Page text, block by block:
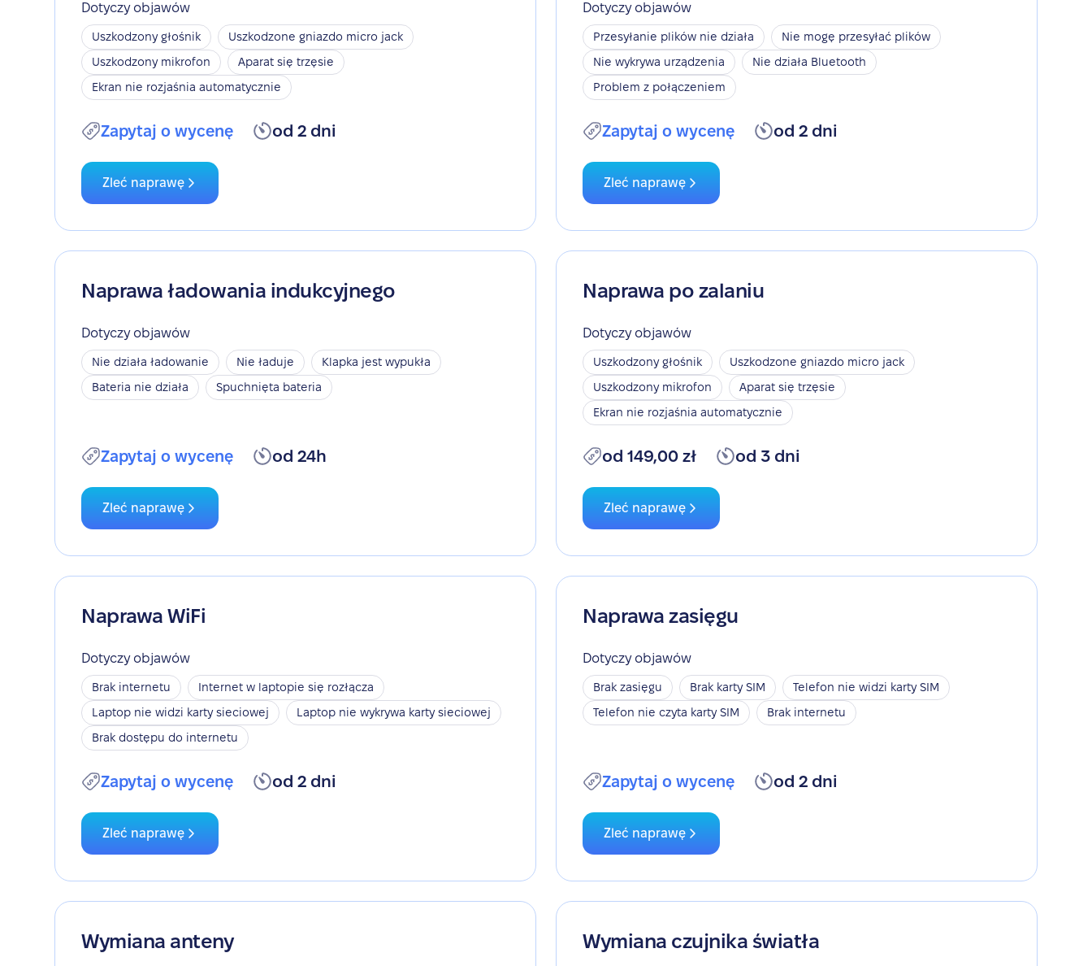
Dotyczy objawów
Uszkodzony głośnik
Uszkodzone gniazdo micro jack
Uszkodzony mikrofon
Aparat się trzęsie
Ekran nie rozjaśnia automatycznie
Zapytaj o wycenę od 2 dni
Zleć naprawę
Dotyczy objawów
Przesyłanie plików nie działa
Nie mogę przesyłać plików
Nie wykrywa urządzenia
Nie działa Bluetooth
Problem z połączeniem
Zapytaj o wycenę od 2 dni
Zleć naprawę
Naprawa ładowania indukcyjnego
Dotyczy objawów
Nie działa ładowanie Nie ładuje
Klapka jest wypukła
Bateria nie działa
Spuchnięta bateria
Zapytaj o wycenę od 24h
Zleć naprawę
Naprawa po zalaniu
Dotyczy objawów
Uszkodzony głośnik
Uszkodzone gniazdo micro jack
Uszkodzony mikrofon
Aparat się trzęsie
Ekran nie rozjaśnia automatycznie
od 149,00 zł od 3 dni
Zleć naprawę
Naprawa WiFi
Dotyczy objawów
Brak internetu
Internet w laptopie się rozłącza
Laptop nie widzi karty sieciowej
Laptop nie wykrywa karty sieciowej
Brak dostępu do internetu
Zapytaj o wycenę od 2 dni
Zleć naprawę
Naprawa zasięgu
Dotyczy objawów
Brak zasięgu Brak karty SIM
Telefon nie widzi karty SIM
Telefon nie czyta karty SIM
Brak internetu
Zapytaj o wycenę od 2 dni
Zleć naprawę
Wymiana anteny Wymiana czujnika światła